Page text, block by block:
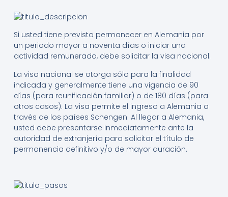
Si usted tiene previsto permanecer en Alemania por
un periodo mayor a noventa días o iniciar una
actividad remunerada, debe solicitar la visa nacional.
La visa nacional se otorga sólo para la finalidad
indicada y generalmente tiene una vigencia de 90
días (para reunificación familiar) o de 180 días (para
otros casos). La visa permite el ingreso a Alemania a
través de los países Schengen. Al llegar a Alemania,
usted debe presentarse inmediatamente ante la
autoridad de extranjería para solicitar el título de
permanencia definitivo y/o de mayor duración.